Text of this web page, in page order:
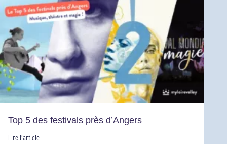
Top 5 des festivals près d’Angers
Lire l’article